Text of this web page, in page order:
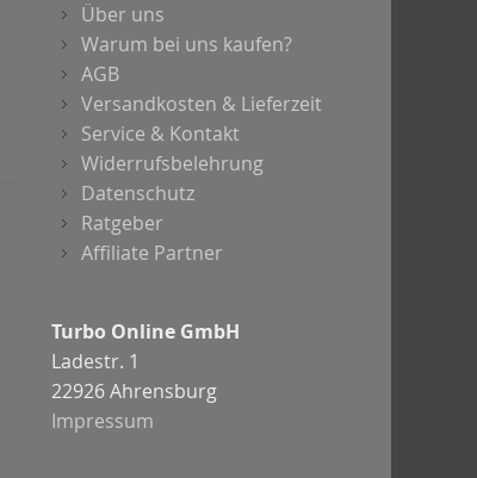
Über uns
Warum bei uns kaufen?
AGB
Versandkosten & Lieferzeit
Service & Kontakt
Widerrufsbelehrung
Datenschutz
Ratgeber
Affiliate Partner
Turbo Online GmbH
Ladestr. 1
22926 Ahrensburg
Impressum